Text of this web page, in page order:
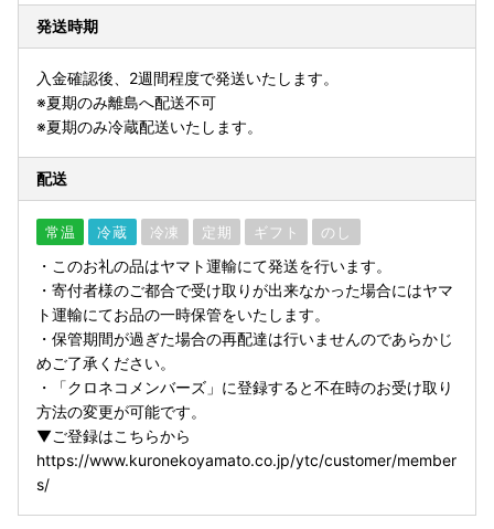
発送時期
入金確認後、2週間程度で発送いたします。
※夏期のみ離島へ配送不可
※夏期のみ冷蔵配送いたします。
配送
常温 冷蔵 冷凍 定期 ギフト のし
・このお礼の品はヤマト運輸にて発送を行います。
・寄付者様のご都合で受け取りが出来なかった場合にはヤマ
ト運輸にてお品の一時保管をいたします。
・保管期間が過ぎた場合の再配達は行いませんのであらかじ
めご了承ください。
・「クロネコメンバーズ」に登録すると不在時のお受け取り
方法の変更が可能です。
▼ご登録はこちらから
https://www.kuronekoyamato.co.jp/ytc/customer/member
s/